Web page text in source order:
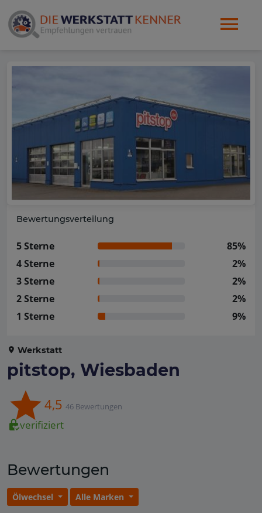
Bewertungsverteilung
5 Sterne
85%
4 Sterne
2%
3 Sterne
2%
2 Sterne
2%
1 Sterne
9%
Werkstatt
pitstop, Wiesbaden
4,5 46 Bewertungen
verifiziert
Bewertungen
Ölwechsel Alle Marken